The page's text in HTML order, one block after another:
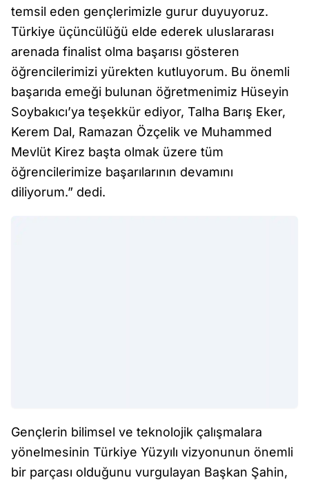
temsil eden gençlerimizle gurur duyuyoruz.
Türkiye üçüncülüğü elde ederek uluslararası
arenada finalist olma başarısı gösteren
öğrencilerimizi yürekten kutluyorum. Bu önemli
başarıda emeği bulunan öğretmenimiz Hüseyin
Soybakıcı’ya teşekkür ediyor, Talha Barış Eker,
Kerem Dal, Ramazan Özçelik ve Muhammed
Mevlüt Kirez başta olmak üzere tüm
öğrencilerimize başarılarının devamını
diliyorum.” dedi.
Gençlerin bilimsel ve teknolojik çalışmalara
yönelmesinin Türkiye Yüzyılı vizyonunun önemli
bir parçası olduğunu vurgulayan Başkan Şahin,